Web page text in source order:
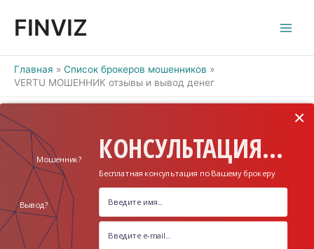
FINVIZ
Главная
Список брокеров мошенников
VERTU МОШЕННИК отзывы и вывод денег
КОНСУЛЬТАЦИЯ...
Бесплатная консультация по Вашему брокеру
Мошенник?
Вывод?
×